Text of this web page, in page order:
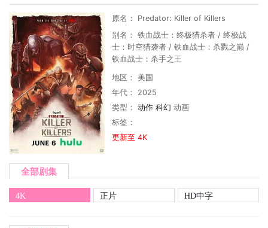
原名： Predator: Killer of Killers
别名： 铁血战士：终极猎杀者 / 终极战
士：时空猎袭者 / 铁血战士：杀戮之巅 /
铁血战士：杀手之王
地区： 美国
年代： 2025
类型：动作 科幻 动画
标签：
更新至 4K
全部剧集
4K 正片 HD中字